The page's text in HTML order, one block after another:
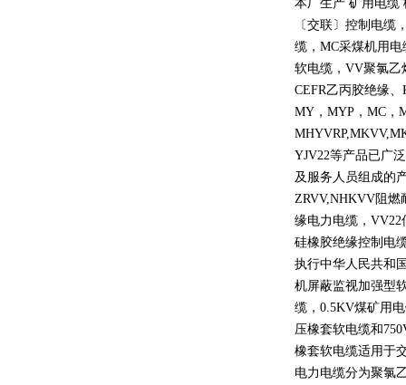
本厂生产 矿用电缆
〔交联〕控制电缆
缆， MC采煤机用电
软电缆， VV聚氯乙
CEFR乙丙胶绝缘、
MY ， MYP ， MC ，
YJV22等产品已广
及服务人员组成的
ZRVV,NHKVV阻燃
缘电力电缆， VV22
硅橡胶绝缘控制电
执行中华人民共和
机屏蔽监视加强型
缆， 0.5KV煤矿用
压橡套软电缆和
橡套软电缆适用于
电力电缆分为聚氯